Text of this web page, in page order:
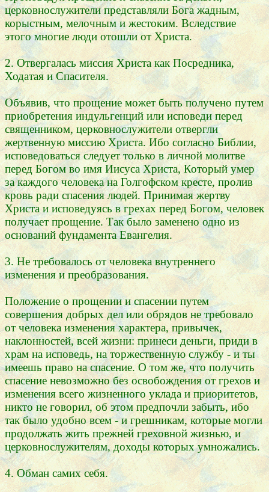
церковнослужители представляли Бога жадным,
корыстным, мелочным и жестоким. Вследствие
этого многие люди отошли от Христа.
2. Отвергалась миссия Христа как Посредника,
Ходатая и Спасителя.
Объявив, что прощение может быть получено путем
приобретения индульгенций или исповеди перед
священником, церковнослужители отвергли
жертвенную миссию Христа. Ибо согласно Библии,
исповедоваться следует только в личной молитве
перед Богом во имя Иисуса Христа, Который умер
за каждого человека на Голгофском кресте, пролив
кровь ради спасения людей. Принимая жертву
Христа и исповедуясь в грехах перед Богом, человек
получает прощение. Так было заменено одно из
оснований фундамента Евангелия.
3. Не требовалось от человека внутреннего
изменения и преобразования.
Положение о прощении и спасении путем
совершения добрых дел или обрядов не требовало
от человека изменения характера, привычек,
наклонностей, всей жизни: принеси деньги, приди в
храм на исповедь, на торжественную службу - и ты
имеешь право на спасение. О том же, что получить
спасение невозможно без освобождения от грехов и
изменения всего жизненного уклада и приоритетов,
никто не говорил, об этом предпочли забыть, ибо
так было удобно всем - и грешникам, которые могли
продолжать жить прежней греховной жизнью, и
церковнослужителям, доходы которых умножались.
4. Обман самих себя.